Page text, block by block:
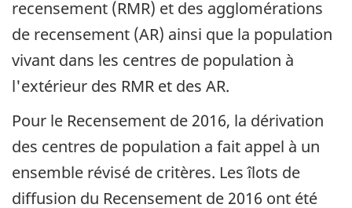
recensement (RMR) et des agglomérations
de recensement (AR) ainsi que la population
vivant dans les centres de population à
l'extérieur des RMR et des AR.
Pour le Recensement de 2016, la dérivation
des centres de population a fait appel à un
ensemble révisé de critères. Les îlots de
diffusion du Recensement de 2016 ont été